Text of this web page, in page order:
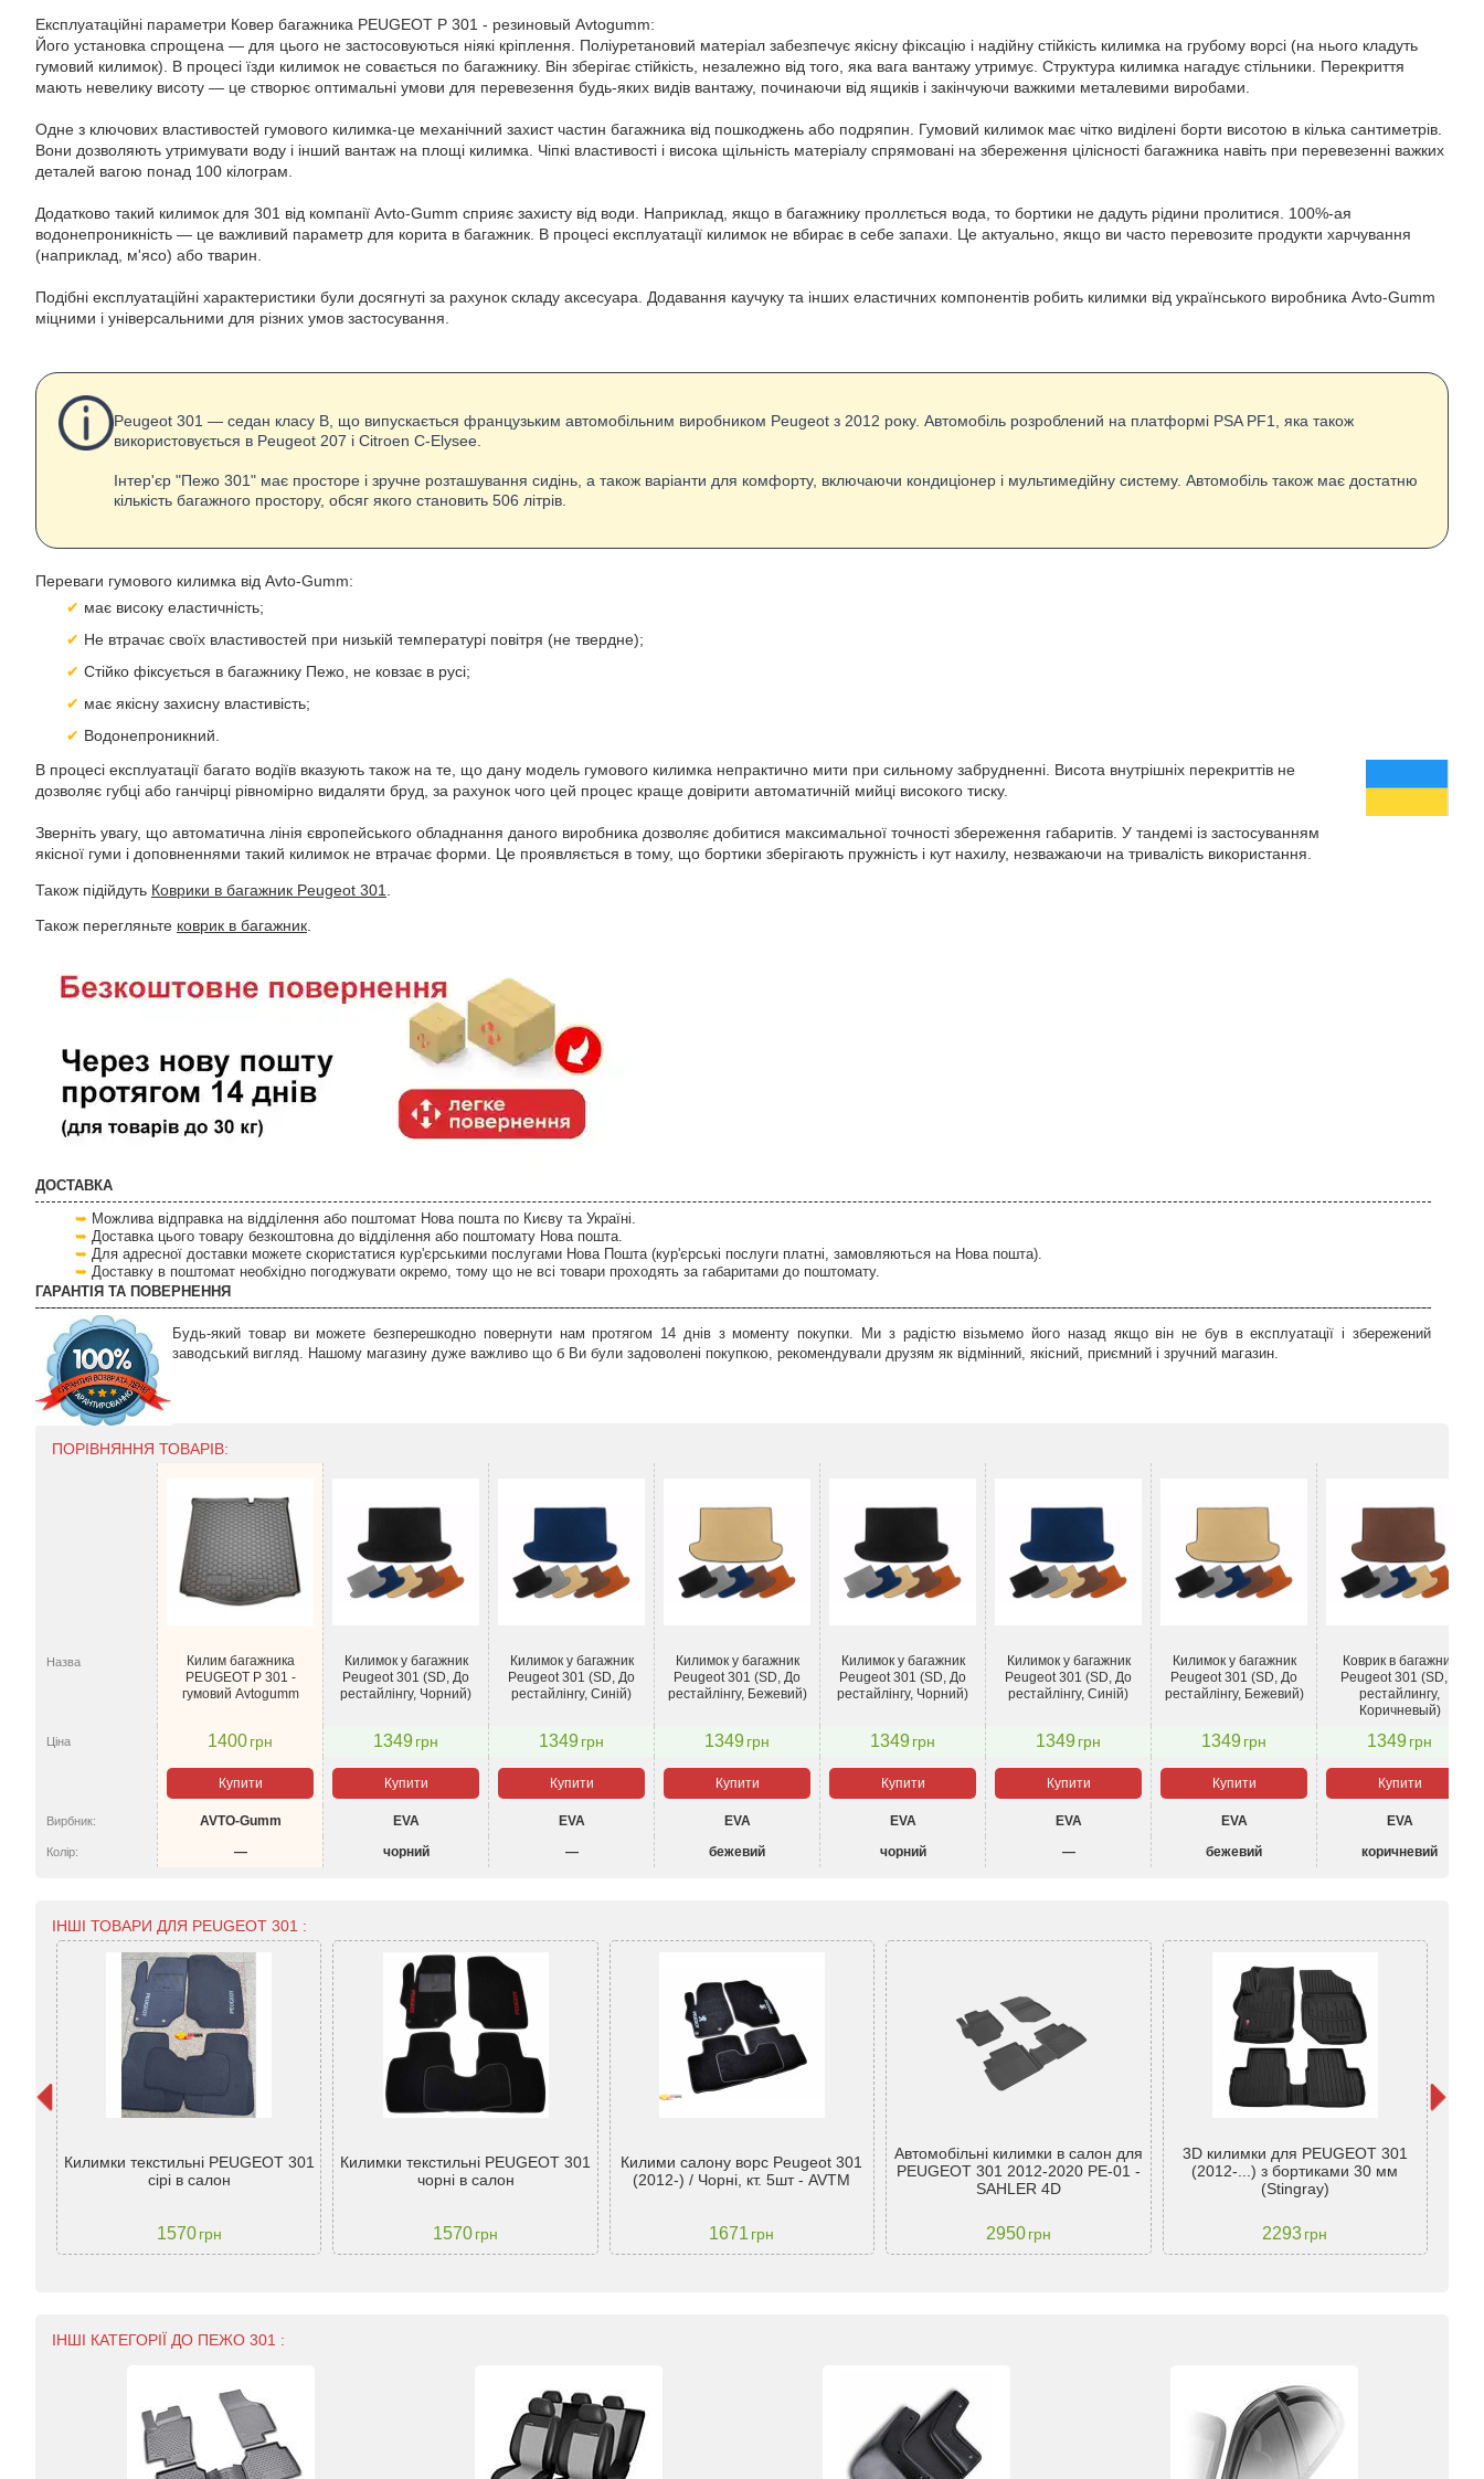
Експлуатаційні параметри Ковер багажника PEUGEOT P 301 - резиновый Avtogumm:
Його установка спрощена — для цього не застосовуються ніякі кріплення. Поліуретановий матеріал забезпечує якісну фіксацію і надійну стійкість килимка на грубому ворсі (на нього кладуть
гумовий килимок). В процесі їзди килимок не совається по багажнику. Він зберігає стійкість, незалежно від того, яка вага вантажу утримує. Структура килимка нагадує стільники. Перекриття
мають невелику висоту — це створює оптимальні умови для перевезення будь-яких видів вантажу, починаючи від ящиків і закінчуючи важкими металевими виробами.
Одне з ключових властивостей гумового килимка-це механічний захист частин багажника від пошкоджень або подряпин. Гумовий килимок має чітко виділені борти висотою в кілька сантиметрів.
Вони дозволяють утримувати воду і інший вантаж на площі килимка. Чіпкі властивості і висока щільність матеріалу спрямовані на збереження цілісності багажника навіть при перевезенні важких
деталей вагою понад 100 кілограм.
Додатково такий килимок для 301 від компанії Avto-Gumm сприяє захисту від води. Наприклад, якщо в багажнику проллється вода, то бортики не дадуть рідини пролитися. 100%-ая
водонепроникність — це важливий параметр для корита в багажник. В процесі експлуатації килимок не вбирає в себе запахи. Це актуально, якщо ви часто перевозите продукти харчування
(наприклад, м'ясо) або тварин.
Подібні експлуатаційні характеристики були досягнуті за рахунок складу аксесуара. Додавання каучуку та інших еластичних компонентів робить килимки від українського виробника Avto-Gumm
міцними і універсальними для різних умов застосування.
Peugeot 301 — седан класу B, що випускається французьким автомобільним виробником Peugeot з 2012 року. Автомобіль розроблений на платформі PSA PF1, яка також
використовується в Peugeot 207 і Citroen C-Elysee.
Інтер'єр "Пежо 301" має просторе і зручне розташування сидінь, а також варіанти для комфорту, включаючи кондиціонер і мультимедійну систему. Автомобіль також має достатню
кількість багажного простору, обсяг якого становить 506 літрів.
Переваги гумового килимка від Avto-Gumm:
має високу еластичність;
Не втрачає своїх властивостей при низькій температурі повітря (не твердне);
Стійко фіксується в багажнику Пежо, не ковзає в русі;
має якісну захисну властивість;
Водонепроникний.
В процесі експлуатації багато водіїв вказують також на те, що дану модель гумового килимка непрактично мити при сильному забрудненні. Висота внутрішніх перекриттів не
дозволяє губці або ганчірці рівномірно видаляти бруд, за рахунок чого цей процес краще довірити автоматичній мийці високого тиску.
Зверніть увагу, що автоматична лінія європейського обладнання даного виробника дозволяє добитися максимальної точності збереження габаритів. У тандемі із застосуванням
якісної гуми і доповненнями такий килимок не втрачає форми. Це проявляється в тому, що бортики зберігають пружність і кут нахилу, незважаючи на тривалість використання.
Також підійдуть Коврики в багажник Peugeot 301
Також перегляньте коврик в багажник
ДОСТАВКА
Можлива відправка на відділення або поштомат Нова пошта по Києву та Україні.
Доставка цього товару безкоштовна до відділення або поштомату Нова пошта.
Для адресної доставки можете скористатися кур'єрськими послугами Нова Пошта (кур'єрські послуги платні, замовляються на Нова пошта).
Доставку в поштомат необхідно погоджувати окремо, тому що не всі товари проходять за габаритами до поштомату.
ГАРАНТІЯ ТА ПОВЕРНЕННЯ
Будь-який товар ви можете безперешкодно повернути нам протягом 14 днів з моменту покупки. Ми з радістю візьмемо його назад якщо він не був в експлуатації і збережений
заводський вигляд. Нашому магазину дуже важливо що б Ви були задоволені покупкою, рекомендували друзям як відмінний, якісний, приємний і зручний магазин.
ПОРІВНЯННЯ ТОВАРІВ:
Назва
Килим багажника
PEUGEOT P 301 -
гумовий Avtogumm
Килимок у багажник
Peugeot 301 (SD, До
рестайлінгу, Чорний)
Килимок у багажник
Peugeot 301 (SD, До
рестайлінгу, Синій)
Килимок у багажник
Peugeot 301 (SD, До
рестайлінгу, Бежевий)
Килимок у багажник
Peugeot 301 (SD, До
рестайлінгу, Чорний)
Килимок у багажник
Peugeot 301 (SD, До
рестайлінгу, Синій)
Килимок у багажник
Peugeot 301 (SD, До
рестайлінгу, Бежевий)
Коврик в багажник
Peugeot 301 (SD, К
рестайлингу,
Коричневый)
Ціна 1400грн 1349грн 1349грн 1349грн 1349грн 1349грн 1349грн 1349грн
Купити Купити Купити Купити Купити Купити Купити Купити
Вирбник: AVTO-Gumm EVA EVA EVA EVA EVA EVA EVA
Колір: — чорний — бежевий чорний — бежевий коричневий
ІНШІ ТОВАРИ ДЛЯ PEUGEOT 301 :
Килимки текстильні PEUGEOT 301
сірі в салон
1570 грн
Килимки текстильні PEUGEOT 301
чорні в салон
1570грн
Килими салону ворс Peugeot 301
(2012-) / Чорні, кт. 5шт - AVTM
1671 грн
Автомобільні килимки в салон для
PEUGEOT 301 2012-2020 PE-01 -
SAHLER 4D
2950грн
3D килимки для PEUGEOT 301
(2012-...) з бортиками 30 мм
(Stingray)
2293грн
ІНШІ КАТЕГОРІЇ ДО ПЕЖО 301 :